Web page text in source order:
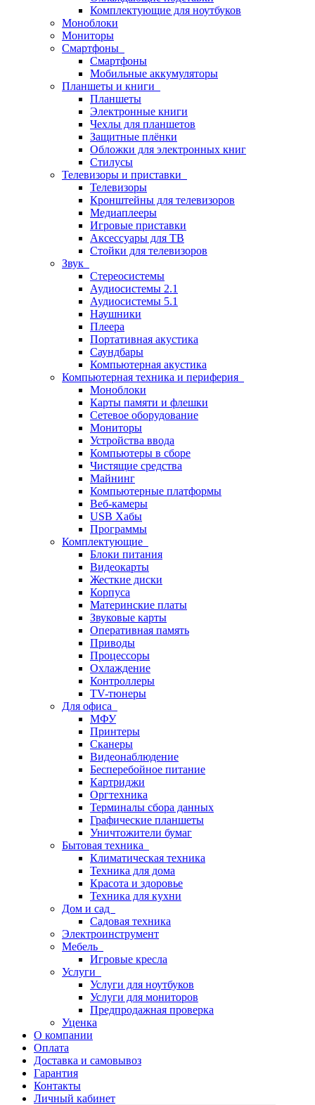
Комплектующие для ноутбуков
Моноблоки
Мониторы
Смартфоны
Смартфоны
Мобильные аккумуляторы
Планшеты и книги
Планшеты
Электронные книги
Чехлы для планшетов
Защитные плёнки
Обложки для электронных книг
Стилусы
Телевизоры и приставки
Телевизоры
Кронштейны для телевизоров
Медиаплееры
Игровые приставки
Аксессуары для ТВ
Стойки для телевизоров
Звук
Стереосистемы
Аудиосистемы 2.1
Аудиосистемы 5.1
Наушники
Плеера
Портативная акустика
Саундбары
Компьютерная акустика
Компьютерная техника и периферия
Моноблоки
Карты памяти и флешки
Сетевое оборудование
Мониторы
Устройства ввода
Компьютеры в сборе
Чистящие средства
Майнинг
Компьютерные платформы
Веб-камеры
USB Хабы
Программы
Комплектующие
Блоки питания
Видеокарты
Жесткие диски
Корпуса
Материнские платы
Звуковые карты
Оперативная память
Приводы
Процессоры
Охлаждение
Контроллеры
TV-тюнеры
Для офиса
МФУ
Принтеры
Сканеры
Видеонаблюдение
Бесперебойное питание
Картриджи
Оргтехника
Терминалы сбора данных
Графические планшеты
Уничтожители бумаг
Бытовая техника
Климатическая техника
Техника для дома
Красота и здоровье
Техника для кухни
Дом и сад
Садовая техника
Электроинструмент
Мебель
Игровые кресла
Услуги
Услуги для ноутбуков
Услуги для мониторов
Предпродажная проверка
Уценка
О компании
Оплата
Доставка и самовывоз
Гарантия
Контакты
Личный кабинет